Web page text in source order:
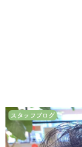
スタッフブログ